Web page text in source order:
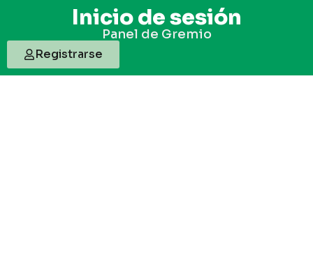
Inicio de sesión
Panel de Gremio
Registrarse